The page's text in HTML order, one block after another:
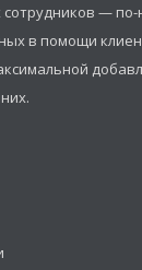
—
в помощи